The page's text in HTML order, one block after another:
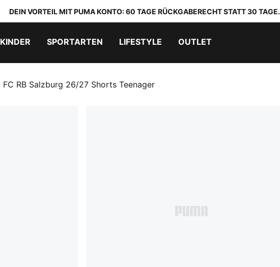
DEIN VORTEIL MIT PUMA KONTO: 60 TAGE RÜCKGABERECHT STATT 30 TAGE.
KINDER SPORTARTEN LIFESTYLE OUTLET
FC RB Salzburg 26/27 Shorts Teenager